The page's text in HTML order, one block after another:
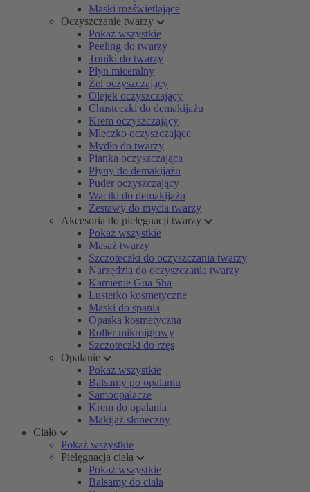
Maski rozświetlające
Oczyszczanie twarzy
Pokaż wszystkie
Peeling do twarzy
Toniki do twarzy
Płyn miceralny
Żel oczyszczający
Olejek oczyszczający
Chusteczki do demakijażu
Krem oczyszczający
Mleczko oczyszczające
Mydło do twarzy
Pianka oczyszczająca
Płyny do demakijażu
Puder oczyszczający
Waciki do demakijażu
Zestawy do mycia twarzy
Akcesoria do pielęgnacji twarzy
Pokaż wszystkie
Masaż twarzy
Szczoteczki do oczyszczania twarzy
Narzędzia do oczyszczania twarzy
Kamienie Gua Sha
Lusterko kosmetyczne
Maski do spania
Opaska kosmetyczna
Roller mikroigłowy
Szczoteczki do rzęs
Opalanie
Pokaż wszystkie
Balsamy po opalaniu
Samoopalacze
Krem do opalania
Makijaż słoneczny
Ciało
Pokaż wszystkie
Pielęgnacja ciała
Pokaż wszystkie
Balsamy do ciała